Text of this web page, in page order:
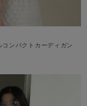
コンパクトカーディガン